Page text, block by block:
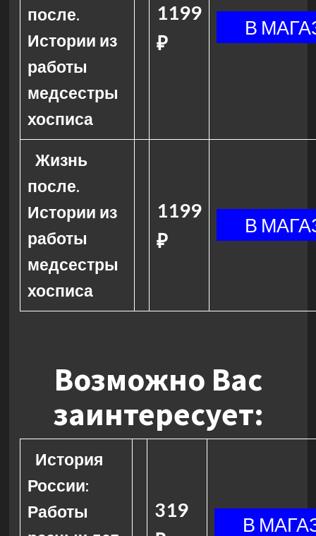
после.
Истории из
работы
медсестры
хосписа
1199
₽
Жизнь
после.
Истории из
работы
медсестры
хосписа
1199
₽
Возможно Вас
заинтересует:
История
России:
Работы
319